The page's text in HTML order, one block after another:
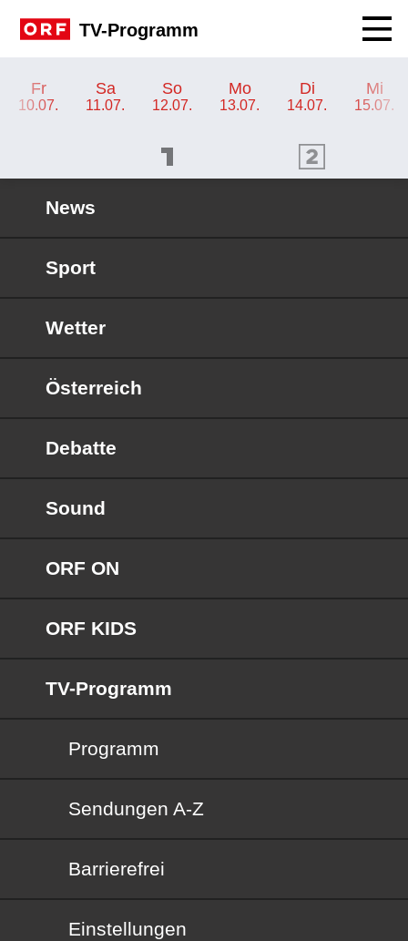
TV-Programm
Fr
10.07.
Sa
11.07.
So
12.07.
Mo
13.07.
Di
14.07.
Mi
15.07.
ORF 2 Programm
News
Sport
Wetter
Österreich
Debatte
Sound
ORF ON
ORF KIDS
TV-Programm
Programm
Sendungen von A bis Z
Sendungen A-Z
Barrierefrei
Barrierefrei
Einstellungen